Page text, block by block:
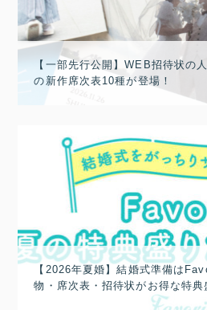
【一部先行公開】WEB招待状の
の新作席次表10種が登場！
【2026年夏婚】結婚式準備は
物・席次表・招待状がお得な特典